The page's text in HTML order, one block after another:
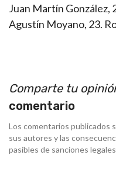
Juan Martín González,
Agustín Moyano, 23.
Comparte tu
comentario
Los comentarios publicados
sus autores y las
pasibles de sanciones